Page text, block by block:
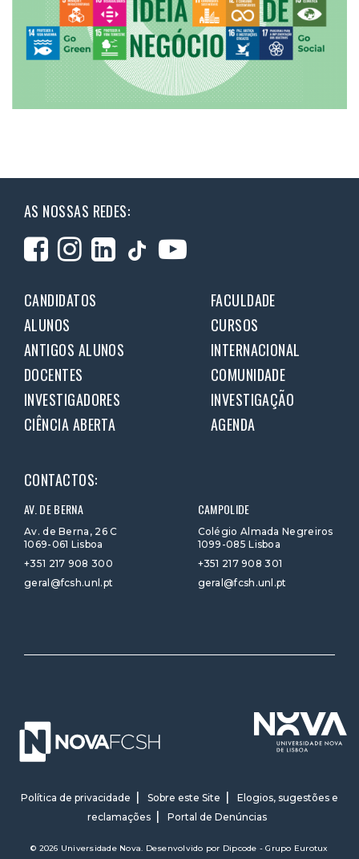
AS NOSSAS REDES:
CANDIDATOS
FACULDADE
ALUNOS
CURSOS
ANTIGOS ALUNOS
INTERNACIONAL
DOCENTES
COMUNIDADE
INVESTIGADORES
INVESTIGAÇÃO
CIÊNCIA ABERTA
AGENDA
CONTACTOS:
AV. DE BERNA
Av. de Berna, 26 C
1069-061 Lisboa
+351 217 908 300
geral@fcsh.unl.pt
CAMPOLIDE
Colégio Almada Negreiros
1099-085 Lisboa
+351 217 908 301
geral@fcsh.unl.pt
Política de privacidade Sobre este Site
Elogios, sugestões e
reclamações
Portal de Denúncias
© 2026 Universidade Nova. Desenvolvido por Dipcode - Grupo Eurotux